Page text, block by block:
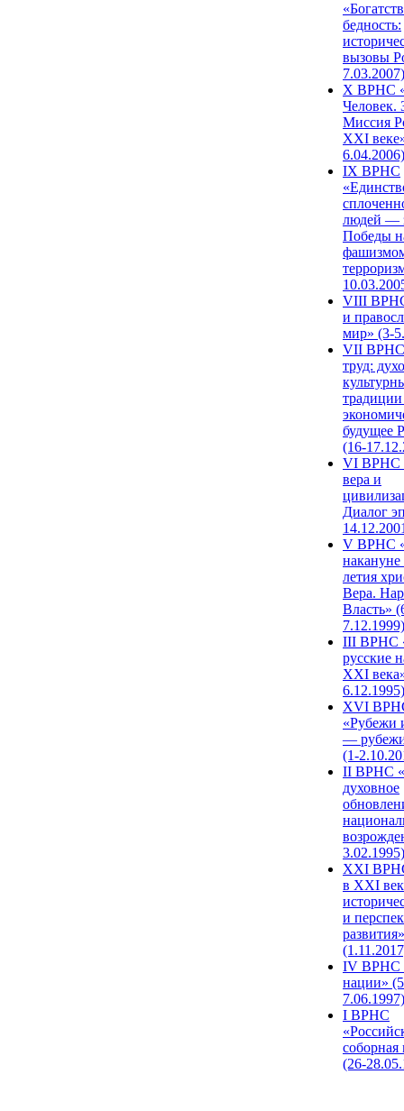
бедность:
вызовы
7.03.2007)
X ВРНС
Человек.
Миссия
XXI
6.04.2006)
IX ВРНС
людей —
Победы
VIII
и
мир» (3-
VII ВРНС
труд:
будущее
(16-
VI ВРНС
вера и
Диалог
V ВРНС
накануне
летия
Вера.
Власть»
7.12.1999)
III ВРНС
русские
XXI
6.12.1995)
XVI
«Рубежи
—
(1-
II ВРНС
духовное
3.02.1995)
XХI
в XXI
и
развития»
IV ВРНС
нации»
7.06.1997)
I ВРНС
(26-